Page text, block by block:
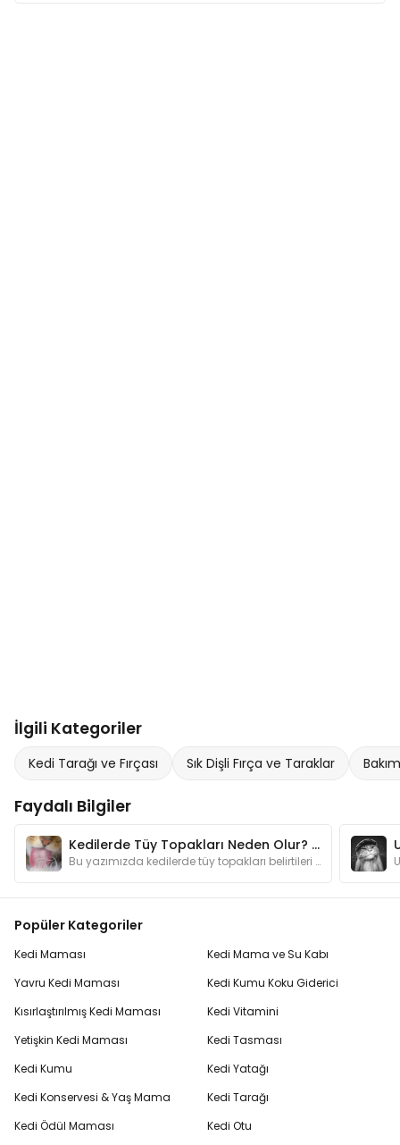
İlgili Kategoriler
Kedi Tarağı ve Fırçası Sık Dişli Fırça ve Taraklar
Faydalı Bilgiler
Kedilerde Tüy Topakları Neden Olur? Belirtileri Nelerdir?
Bu yazımızda kedilerde tüy topakları belirtileri başta olmak üzere kedi sahiplerinin en çok merak ettiği konulara değineceğiz.
Popüler Kategoriler
Kedi Maması
Yavru Kedi Maması
Kısırlaştırılmış Kedi Maması
Yetişkin Kedi Maması
Kedi Kumu
Kedi Konservesi & Yaş Mama
Kedi Ödül Maması
Kedi Mama ve Su Kabı
Kedi Kumu Koku Giderici
Kedi Vitamini
Kedi Tasması
Kedi Yatağı
Kedi Tarağı
Kedi Otu